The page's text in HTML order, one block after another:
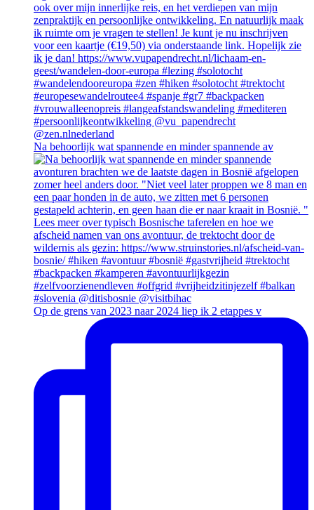
Na behoorlijk wat spannende en minder spannende av
Op de grens van 2023 naar 2024 liep ik 2 etappes v